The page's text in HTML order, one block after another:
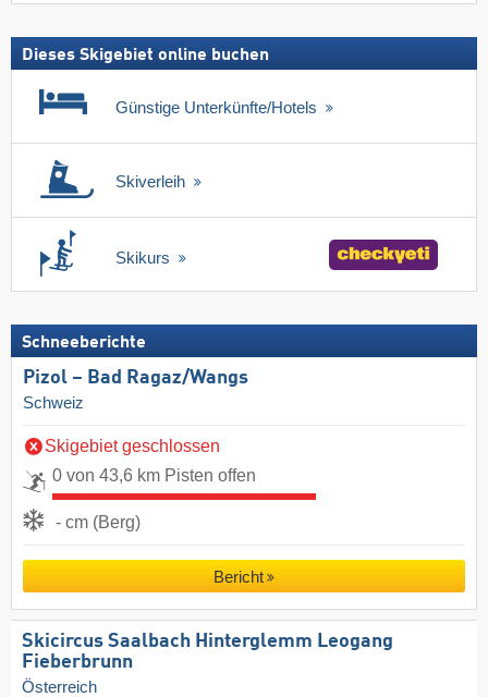
Dieses Skigebiet online buchen
Günstige Unterkünfte/Hotels
Skiverleih
Skikurs
Schneeberichte
Pizol – Bad Ragaz/​Wangs
Schweiz
Skigebiet geschlossen
0 von 43,6 km Pisten offen
- cm (Berg)
Bericht
Skicircus Saalbach Hinterglemm Leogang
Fieberbrunn
Österreich